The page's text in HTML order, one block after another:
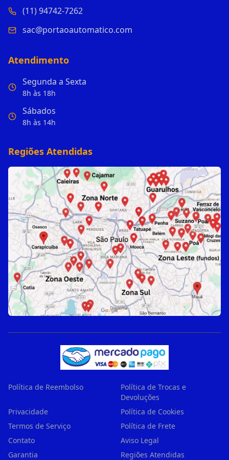
(11) 94742-7262
sac@portaoautomatico.com
Atendimento
Segunda a Sexta
8h às 18h
Sábados
8h às 14h
Regiões Atendidas
Política de Reembolso
Política de Trocas e
Devoluções
Privacidade
Política de Cookies
Termos de Serviço
Política de Frete
Contato
Aviso Legal
Garantia
Regiões Atendidas